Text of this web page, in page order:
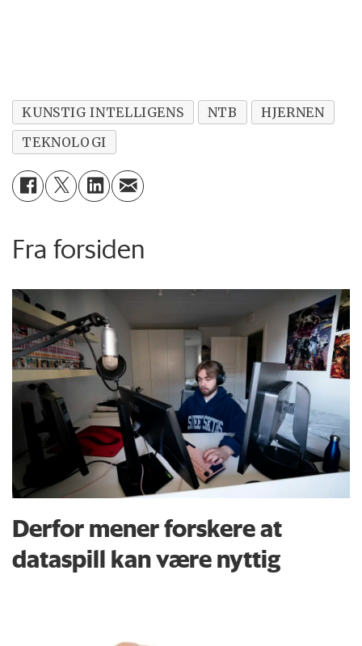
KUNSTIG INTELLIGENS NTB
HJERNEN
TEKNOLOGI
Fra forsiden
Derfor mener forskere at
dataspill kan være nyttig